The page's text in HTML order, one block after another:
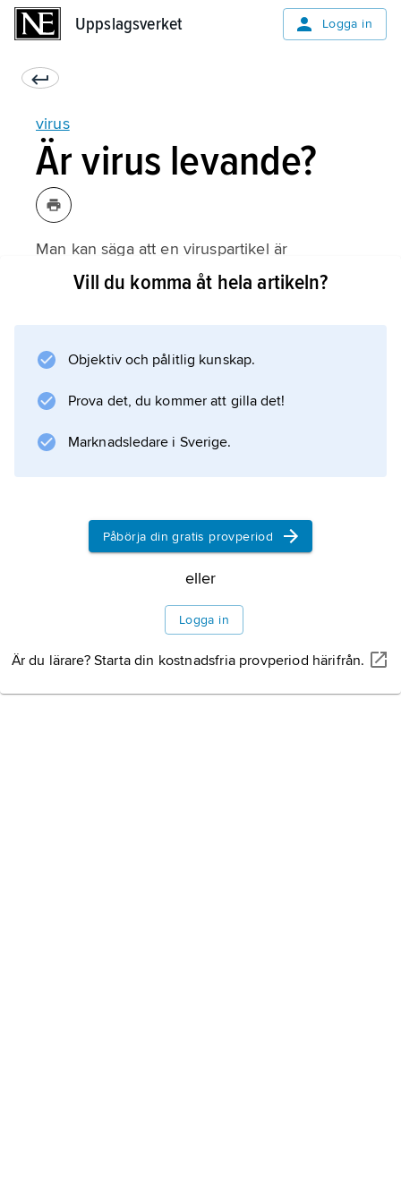
Uppslagsverket Logga in
virus
Är virus levande?
Man kan säga att en viruspartikel är
arvsmassa inneslutet i ett dött hölje.
egen hand. För att ett virus ska kunna föröka
sig behöver det alltså vara inne i en
Vill du komma åt hela artikeln?
Objektiv och pålitlig kunskap.
Prova det, du kommer att gilla det!
Marknadsledare i Sverige.
Påbörja din gratis provperiod
eller
Logga in
Är du lärare? Starta din kostnadsfria provperiod härifrån.